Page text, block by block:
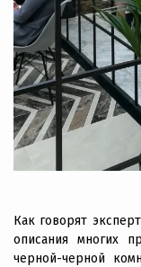
Как говорят
описания многих
черной-черной